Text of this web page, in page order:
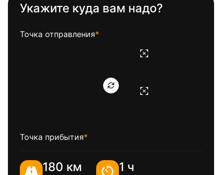
Укажите куда вам надо?
Точка отправления*
Точка прибытия*
180 км 1 ч